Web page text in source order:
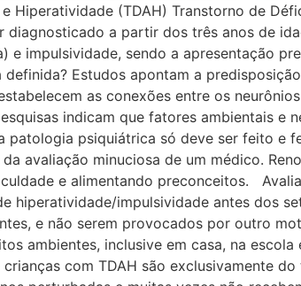
Hiperatividade (TDAH) Transtorno de
diagnosticado a partir dos três anos de
e impulsividade, sendo a apresentação
Estudos apontam a
as conexões entre os
indicam que fatores ambientais e
psiquiátrica só deve ser feito e
avaliação minuciosa de um médico.
e alimentando preconceitos.
hiperatividade/impulsividade antes dos
e não serem provocados por outro
ambientes, inclusive em casa, na
com TDAH são exclusivamente